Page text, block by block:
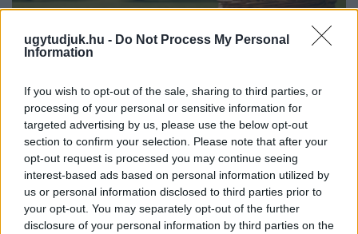
ugytudjuk.hu - Do Not Process My Personal
Information
If you wish to opt-out of the sale, sharing to third parties, or
processing of your personal or sensitive information for
targeted advertising by us, please use the below opt-out
section to confirm your selection. Please note that after your
opt-out request is processed you may continue seeing
interest-based ads based on personal information utilized by
us or personal information disclosed to third parties prior to
your opt-out. You may separately opt-out of the further
disclosure of your personal information by third parties on the
PIKNIK ITALOK: ÍZEK ÉS ÉLMÉNYEK A SZABADBAN
Ahogy tavaszodik és a nap egyre tovább marad velünk, sokaknak
támad kedve kirándulni a természetbe.